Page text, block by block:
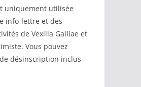
uniquement utilisée
info-lettre et des
de Vexilla Galliae et
Vous pouvez
désinscription inclus